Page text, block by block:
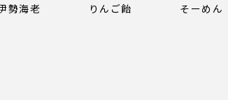
勢海老 りんご飴 そーめん